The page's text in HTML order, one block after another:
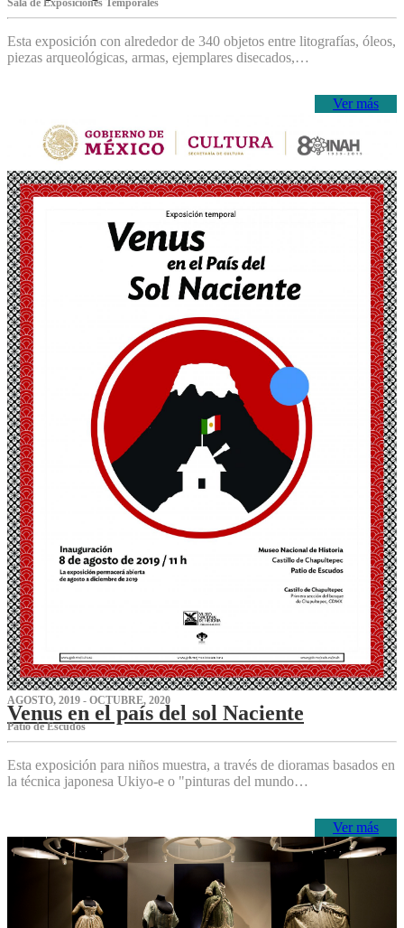
Sala de Exposiciones Temporales
Esta exposición con alrededor de 340 objetos entre litografías, óleos,
piezas arqueológicas, armas, ejemplares disecados,…
Ver más
AGOSTO, 2019 - OCTUBRE, 2020
Venus en el país del sol Naciente
P‌atio de Escudos
Esta exposición para niños muestra, a través de dioramas basados en
la técnica japonesa Ukiyo-e o "pinturas del mundo…
Ver más